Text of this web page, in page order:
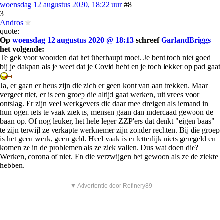
woensdag 12 augustus 2020, 18:22 uur #8
3
Andros
quote:
Op woensdag 12 augustus 2020 @ 18:13 schreefGarlandBriggs
het volgende:
Te gek voor woorden dat het überhaupt moet. Je bent toch niet goed
bij je dakpan als je weet dat je Covid hebt en je toch lekker op pad gaat
Ja, er gaan er heus zijn die zich er geen kont van aan trekken. Maar
vergeet niet, er is een groep die altijd gaat werken, uit vrees voor
ontslag. Er zijn veel werkgevers die daar mee dreigen als iemand in
hun ogen iets te vaak ziek is, mensen gaan dan inderdaad gewoon de
baan op. Of nog leuker, het hele leger ZZP'ers dat denkt "eigen baas"
te zijn terwijl ze verkapte werknemer zijn zonder rechten. Bij die groep
is het geen werk, geen geld. Heel vaak is er letterlijk niets geregeld en
komen ze in de problemen als ze ziek vallen. Dus wat doen die?
Werken, corona of niet. En die verzwijgen het gewoon als ze de ziekte
hebben.
▼ Advertentie door Refinery89